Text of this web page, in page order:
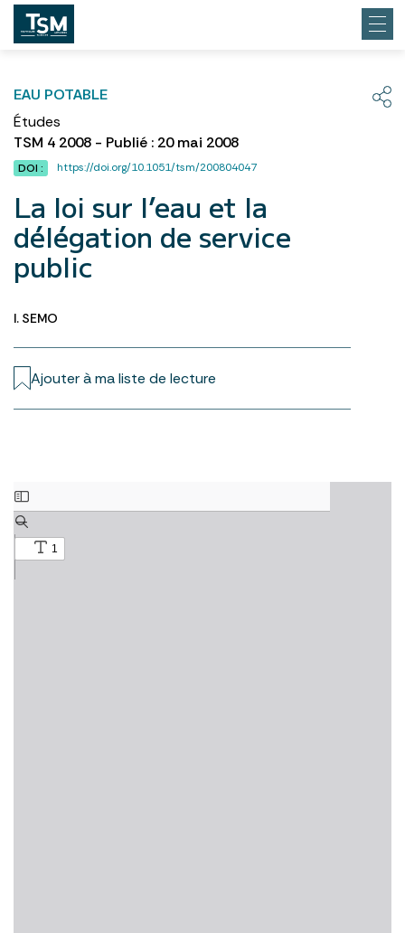
EAU POTABLE
Études
TSM 4 2008 - Publié : 20 mai 2008
DOI : https://doi.org/10.1051/tsm/200804047
La loi sur l’eau et la
délégation de service
public
I. SEMO
Ajouter à ma liste de lecture